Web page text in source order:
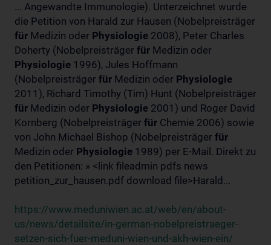
... Angewandte Immunologie). Unterzeichnet wurde
die Petition von Harald zur Hausen (Nobelpreisträger
für Medizin oder Physiologie 2008), Peter Charles
Doherty (Nobelpreisträger für Medizin oder
Physiologie 1996), Jules Hoffmann
(Nobelpreisträger für Medizin oder Physiologie
2011), Richard Timothy (Tim) Hunt (Nobelpreisträger
für Medizin oder Physiologie 2001) und Roger David
Kornberg (Nobelpreisträger für Chemie 2006) sowie
von John Michael Bishop (Nobelpreisträger für
Medizin oder Physiologie 1989) per E-Mail. Direkt zu
den Petitionen: » <link fileadmin pdfs news
petition_zur_hausen.pdf download file>Harald...
https://www.meduniwien.ac.at/web/en/about-
us/news/detailsite/in-german-nobelpreistraeger-
setzen-sich-fuer-meduni-wien-und-akh-wien-ein/